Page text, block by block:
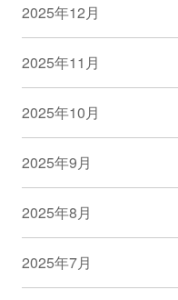
2025年12月
2025年11月
2025年10月
2025年9月
2025年8月
2025年7月